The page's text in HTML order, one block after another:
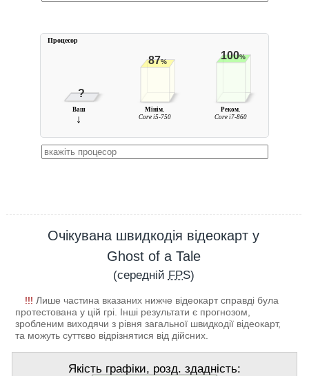
?
87%
100%
Ваш
↓
Мінім.
Core i5-750
Реком.
Core i7-860
Процесор
Очікувана швидкодія відеокарт у
Ghost of a Tale
(середній FPS)
!!! Лише частина вказаних нижче відеокарт справді була
протестована у цій грі. Інші результати є прогнозом,
зробленим виходячи з рівня загальної швидкодії відеокарт,
та можуть суттєво відрізнятися від дійсних.
Якість графіки, розд. здадність: